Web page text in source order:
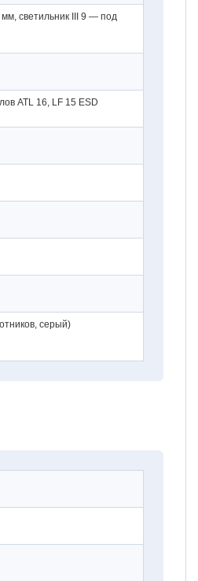
светильник III 9 — под
ATL 16, LF 15 ESD
серый)